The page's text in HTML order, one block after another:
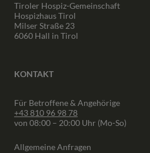
Tiroler Hospiz-Gemeinschaft
Hospizhaus Tirol
Milser Straße 23
6060 Hall in Tirol
KONTAKT
Für Betroffene & Angehörige
+43 810 96 98 78
von 08:00 – 20:00 Uhr (Mo-So)
Allgemeine Anfragen